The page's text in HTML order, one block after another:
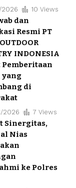
2026 10 Views
dan
Resmi PT
INDONESIA
yang
di
2026 7 Views
Sinergitas,
Nias
ke Polres